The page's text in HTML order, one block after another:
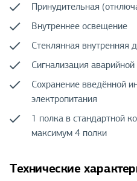
Принудительная
Внутреннее освещение
Стеклянная внутренняя
Сигнализация аварийной
Сохранение введённой
электропитания
1 полка в стандартной
максимум 4 полки
Технические